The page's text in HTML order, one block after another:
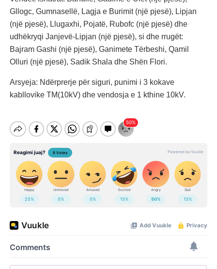
Gllogc, Gumnasellë, Lagja e Burimit (një pjesë), Lipjan
(një pjesë), Llugaxhi, Pojatë, Rubofc (një pjesë) dhe
udhëkryqi Janjevë-Lipjan (një pjesë), si dhe rrugët:
Bajram Gashi (një pjesë), Ganimete Tërbeshi, Qamil
Olluri (një pjesë), Sadik Shala dhe Shën Flori.
Arsyeja: Ndërprerje për siguri, punimi i 3 kokave
kabllovike TM(10kV) dhe vendosja e 1 kthine 10kV.